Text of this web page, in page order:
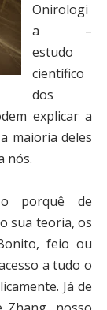
Onirologi
a –
estudo
científico
dos
explicar a
maioria deles
nós.
porquê de
sua teoria, os
feio ou
a tudo o
Já de